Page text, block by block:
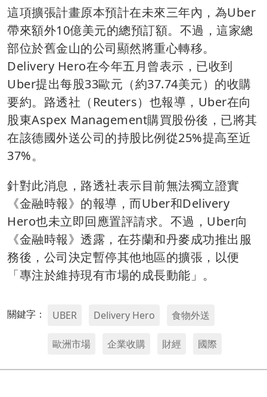
這項擴張計畫原本預計在未來三年內，為Uber
帶來額外10億美元的總預訂額。不過，這家總
部位於舊金山的公司顯然將重心轉移。
Delivery Hero在今年五月曾表示，已收到
Uber提出每股33歐元（約37.74美元）的收購
要約。路透社（Reuters）也報導，Uber在向
股東Aspex Management購買股份後，已將其
在該德國外送公司的持股比例從25%提高至近
37%。
針對此消息，路透社表示目前無法獨立證實
《金融時報》的報導，而Uber和Delivery
Hero也未立即回應置評請求。不過，Uber向
《金融時報》透露，在芬蘭和丹麥成功推出服
務後，公司決定暫停其他地區的擴張，以便
「專注於維持現有市場的成長動能」。
關鍵字： UBER Delivery Hero 食物外送
歐洲市場 企業收購 財經 國際